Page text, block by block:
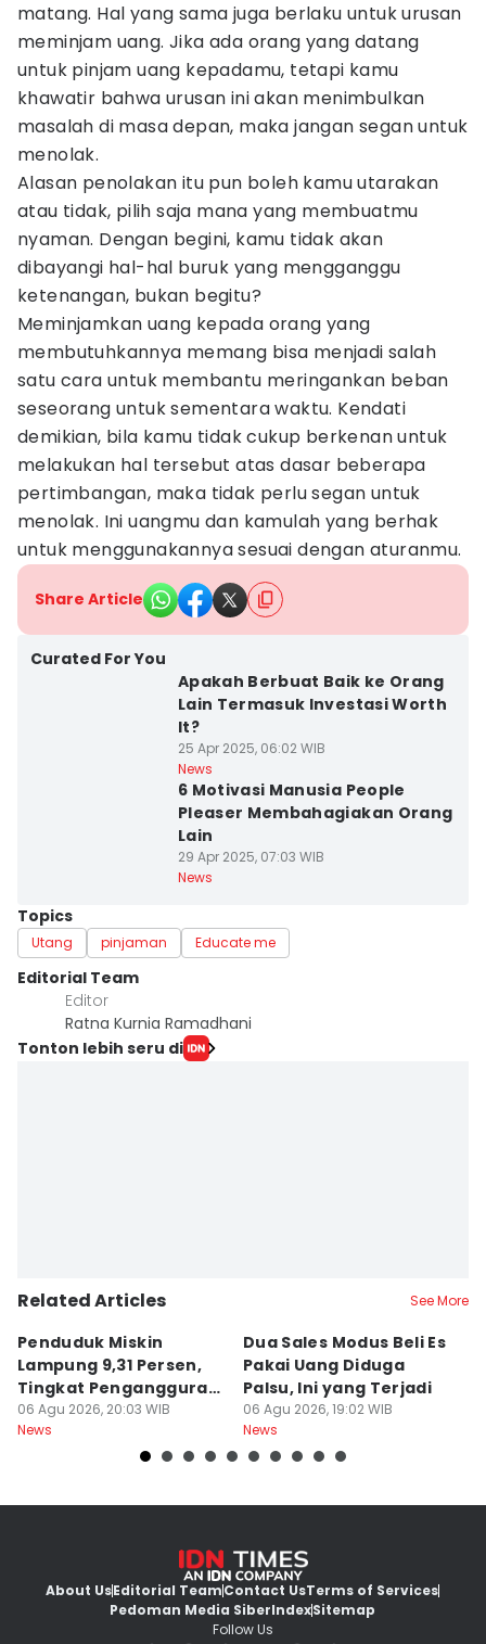
matang. Hal yang sama juga berlaku untuk urusan
meminjam uang. Jika ada orang yang datang
untuk pinjam uang kepadamu, tetapi kamu
khawatir bahwa urusan ini akan menimbulkan
masalah di masa depan, maka jangan segan untuk
menolak.
Alasan penolakan itu pun boleh kamu utarakan
atau tidak, pilih saja mana yang membuatmu
nyaman. Dengan begini, kamu tidak akan
dibayangi hal-hal buruk yang mengganggu
ketenangan, bukan begitu?
Meminjamkan uang kepada orang yang
membutuhkannya memang bisa menjadi salah
satu cara untuk membantu meringankan beban
seseorang untuk sementara waktu. Kendati
demikian, bila kamu tidak cukup berkenan untuk
melakukan hal tersebut atas dasar beberapa
pertimbangan, maka tidak perlu segan untuk
menolak. Ini uangmu dan kamulah yang berhak
untuk menggunakannya sesuai dengan aturanmu.
Share Article
Curated For You
Apakah Berbuat Baik ke Orang
Lain Termasuk Investasi Worth
It?
25 Apr 2025, 06:02 WIB
News
6 Motivasi Manusia People
Pleaser Membahagiakan Orang
Lain
29 Apr 2025, 07:03 WIB
News
Topics
Utang pinjaman Educate me
Editorial Team
Editor
Ratna Kurnia Ramadhani
Tonton lebih seru di
Related Articles See More
Penduduk Miskin
Lampung 9,31 Persen,
Tingkat Pengangguran
Terbuka Naik
06 Agu 2026, 20:03 WIB
News
Dua Sales Modus Beli Es
Pakai Uang Diduga
Palsu, Ini yang Terjadi
06 Agu 2026, 19:02 WIB
News
About UsEditorial TeamContact UsTerms of Services
Pedoman Media SiberIndexSitemap
Follow Us